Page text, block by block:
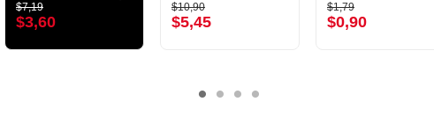
$7,19
$3,60
$10,90
$5,45
$1,79
$0,90